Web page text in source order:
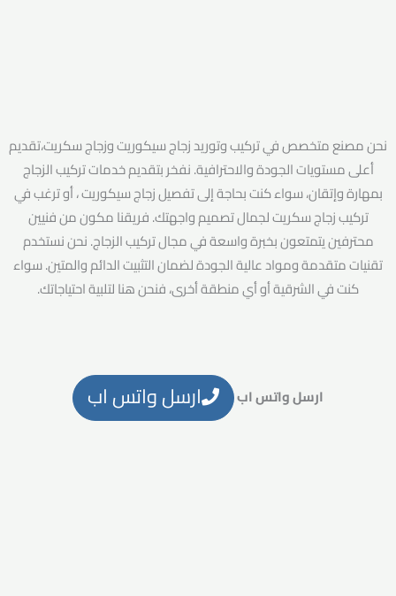
نحن مصنع متخصص في تركيب وتوريد زجاج سيكوريت وزجاج سكريت،تقديم
أعلى مستويات الجودة والاحترافية. نفخر بتقديم خدمات تركيب الزجاج
بمهارة وإتقان، سواء كنت بحاجة إلى تفصيل زجاج سيكوريت ، أو ترغب في
تركيب زجاج سكريت لجمال تصميم واجهتك. فريقنا مكون من فنيين
محترفين يتمتعون بخبرة واسعة في مجال تركيب الزجاج. نحن نستخدم
تقنيات متقدمة ومواد عالية الجودة لضمان التثبيت الدائم والمتين. سواء
كنت في الشرقية أو أي منطقة أخرى، فنحن هنا لتلبية احتياجاتك.
ارسل واتس اب ارسل واتس اب